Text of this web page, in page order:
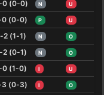
0 (0-0) N U
0 (0-0) P U
2 (1-1) N O
2 (0-1) N O
0 (1-0) I U
3 (0-3) I O